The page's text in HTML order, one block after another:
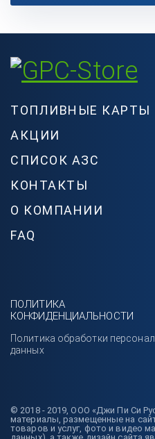
ТОПЛИВНЫЕ КАРТЫ
АКЦИИ
СПИСОК АЗС
КОНТАКТЫ
О КОМПАНИИ
FAQ
© 2018 - 2019, ООО «Джи Пи Си
материалы, размещенные на
товаров и услуг, фото и видео
ПОЛИТИКА
КОНФИДЕНЦИАЛЬНОСТИ
Политика обработки
данных